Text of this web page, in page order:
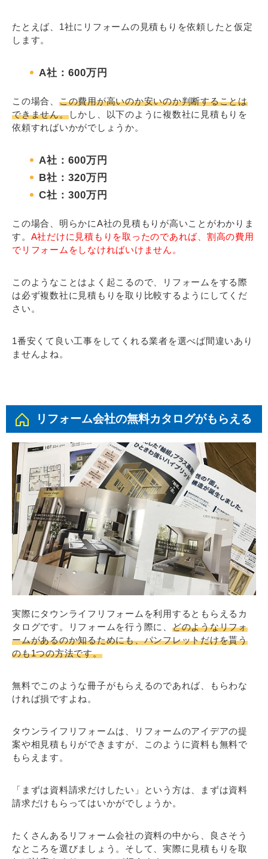
たとえば、1社にリフォームの見積もりを依頼したと仮定
します。
A社：600万円
この場合、 この費用が高いのか安いのか判断することは
できません。しかし、以下のように複数社に見積もりを
依頼すればいかがでしょうか。
A社：600万円
B社：320万円
C社：300万円
この場合、明らかにA社の見積もりが高いことがわかりま
す。 A社だけに見積もりを取ったのであれば、割高の費用
でリフォームをしなければいけません。
このようなことはよく起こるので、リフォームをする際
は必ず複数社に見積もりを取り比較するようにしてくだ
さい。
1番安くて良い工事をしてくれる業者を選べば間違いあり
ませんよね。
リフォーム会社の無料カタログがもらえる
実際にタウンライフリフォームを利用するともらえるカ
タログです。リフォームを行う際に、 どのようなリフォ
ームがあるのか知るためにも、パンフレットだけを貰う
のも1つの方法です。
無料でこのような冊子がもらえるのであれば、もらわな
ければ損ですよね。
タウンライフリフォームは、リフォームのアイデアの提
案や相見積もりができますが、このように資料も無料で
もらえます。
「まずは資料請求だけしたい」という方は、まずは資料
請求だけもらってはいかがでしょうか。
たくさんあるリフォーム会社の資料の中から、良さそう
なところを選びましょう。そして、実際に見積もりを取